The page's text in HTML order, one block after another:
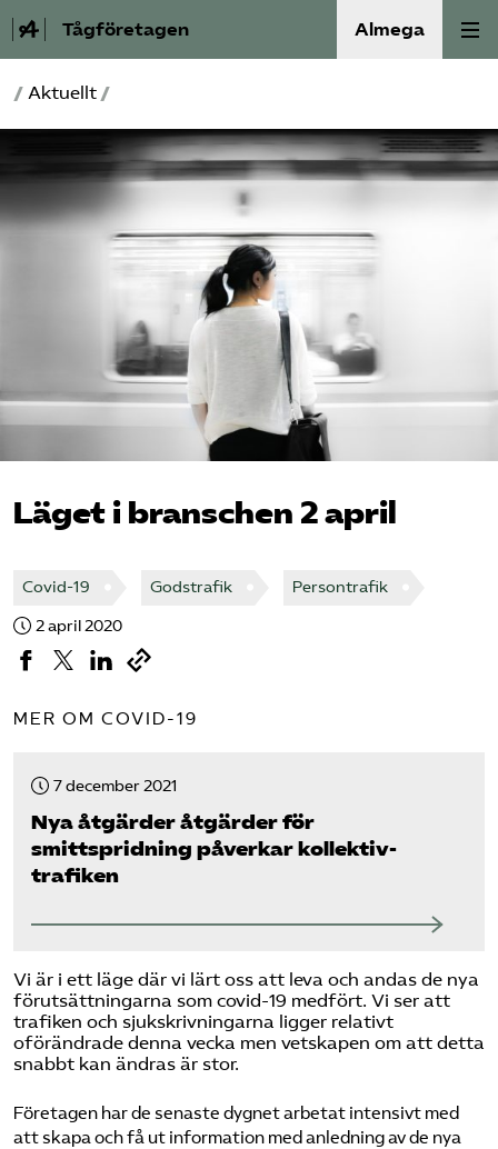
Tågföretagen Almega
Aktuellt
Reformagenda för järnvägen
Våra frågor
Kontakt
Mina sidor (almega.se)
Sök på tagforetagen.se
/ Aktuellt /
Läget i branschen 2 april
Covid-19 Godstrafik Persontrafik
2 april 2020
MER OM COVID-19
7 december 2021
Nya åtgärder åtgärder för
smittspridning påverkar kollektiv­
trafiken
Vi är i ett läge där vi lärt oss att leva och andas de nya
förutsättningarna som covid-19 medfört. Vi ser att
trafiken och sjukskrivningarna ligger relativt
oförändrade denna vecka men vetskapen om att detta
snabbt kan ändras är stor.
Företagen har de senaste dygnet arbetat intensivt med
att skapa och få ut information med anledning av de nya